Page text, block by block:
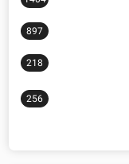
897
218
256